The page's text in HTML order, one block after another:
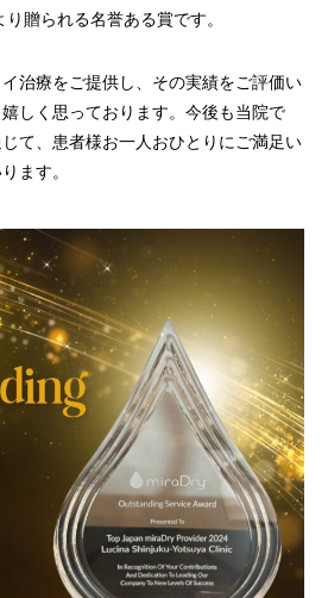
贈られる名誉ある賞です。
治療をご提供し、その実績をご評価い
しく思っております。今後も当院で
て、患者様お一人おひとりにご満足い
ます。